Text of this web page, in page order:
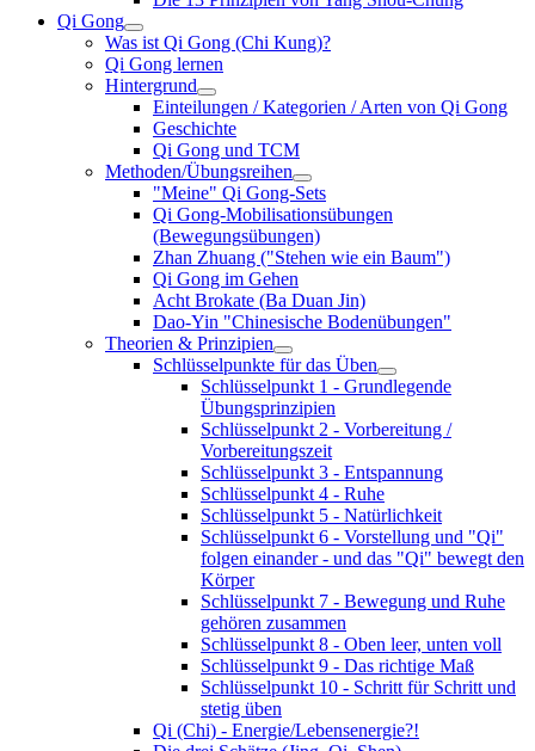
Qi Gong
Was ist Qi Gong (Chi Kung)?
Qi Gong lernen
Hintergrund
Einteilungen / Kategorien / Arten von Qi Gong
Geschichte
Qi Gong und TCM
Methoden/Übungsreihen
"Meine" Qi Gong-Sets
Qi Gong-Mobilisationsübungen
(Bewegungsübungen)
Zhan Zhuang ("Stehen wie ein Baum")
Qi Gong im Gehen
Acht Brokate (Ba Duan Jin)
Dao-Yin "Chinesische Bodenübungen"
Theorien & Prinzipien
Schlüsselpunkte für das Üben
Schlüsselpunkt 1 - Grundlegende
Übungsprinzipien
Schlüsselpunkt 2 - Vorbereitung /
Vorbereitungszeit
Schlüsselpunkt 3 - Entspannung
Schlüsselpunkt 4 - Ruhe
Schlüsselpunkt 5 - Natürlichkeit
Schlüsselpunkt 6 - Vorstellung und "Qi"
folgen einander - und das "Qi" bewegt den
Körper
Schlüsselpunkt 7 - Bewegung und Ruhe
gehören zusammen
Schlüsselpunkt 8 - Oben leer, unten voll
Schlüsselpunkt 9 - Das richtige Maß
Schlüsselpunkt 10 - Schritt für Schritt und
stetig üben
Qi (Chi) - Energie/Lebensenergie?!